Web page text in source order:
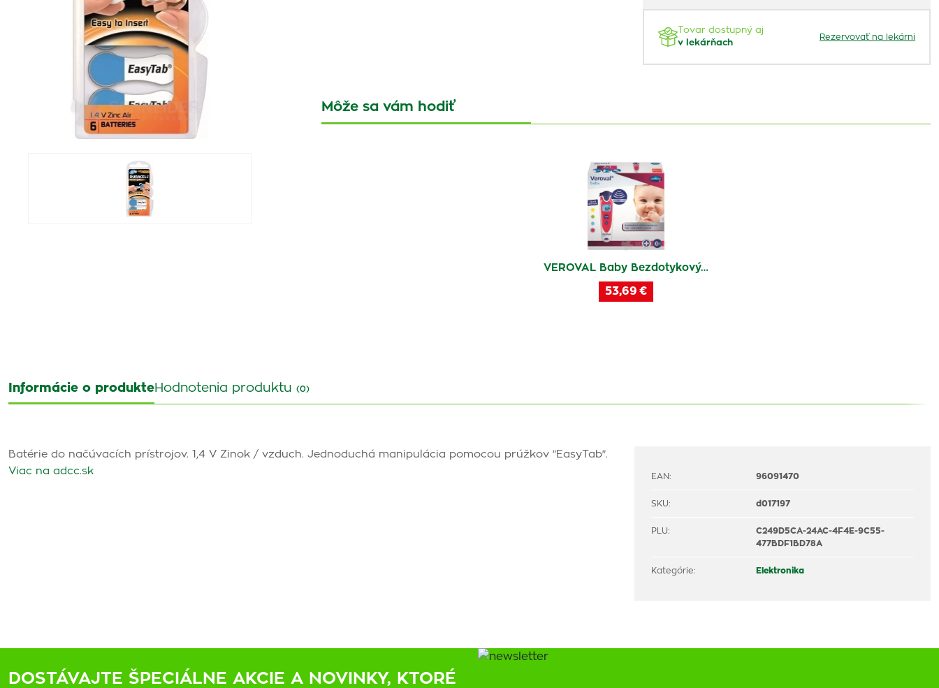
Tovar dostupný aj
v lekárňach
Rezervovať na lekárni
Môže sa vám hodiť
VEROVAL Baby Bezdotykový…
53,69 €
Informácie o produkteHodnotenia produktu (0)
Batérie do načúvacích prístrojov. 1,4 V Zinok / vzduch. Jednoduchá manipulácia pomocou prúžkov "EasyTab".
Viac na adcc.sk
EAN: 96091470
SKU: d017197
PLU:
C249D5CA-24AC-4F4E-9C55-
477BDF1BD78A
Kategórie: Elektronika
DOSTÁVAJTE ŠPECIÁLNE AKCIE A NOVINKY, KTORÉ